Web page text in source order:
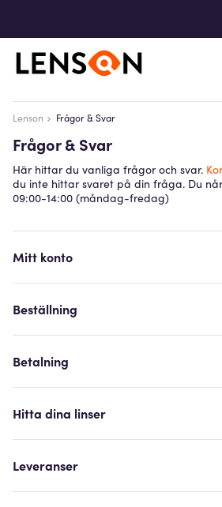
Lenson Frågor & Svar
Frågor & Svar
Här hittar du vanliga frågor och svar.
du inte hittar svaret på din fråga. Du
09:00-14:00 (måndag-fredag)
Mitt konto
Beställning
Betalning
Hitta dina linser
Leveranser